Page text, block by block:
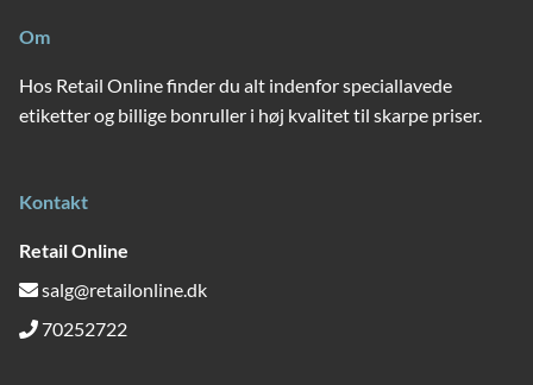
Om
Hos Retail Online finder du alt indenfor speciallavede
etiketter og billige bonruller i høj kvalitet til skarpe priser.
Kontakt
Retail Online
salg@retailonline.dk
70252722